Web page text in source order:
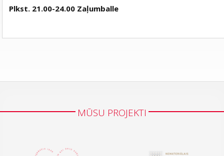
Plkst. 21.00-24.00 Zaļumballe
MŪSU PROJEKTI